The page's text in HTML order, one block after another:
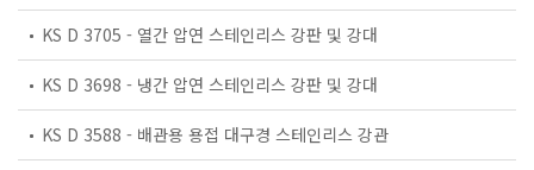
KS D 3705 - 열간 압연 스테인리스 강판 및 강대
KS D 3698 - 냉간 압연 스테인리스 강판 및 강대
KS D 3588 - 배관용 용접 대구경 스테인리스 강관